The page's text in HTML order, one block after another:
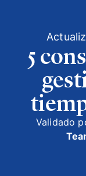
5
Validado